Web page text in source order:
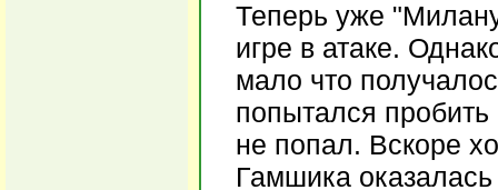
Теперь уже
игре в атаке.
мало что
попытался
не попал. Вскоре
Гамшика